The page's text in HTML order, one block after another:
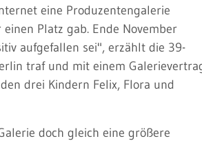
eine Produzentengalerie
Platz gab. Ende November
aufgefallen sei", erzählt die 39-
traf und mit einem
drei Kindern Felix, Flora und
doch gleich eine größere